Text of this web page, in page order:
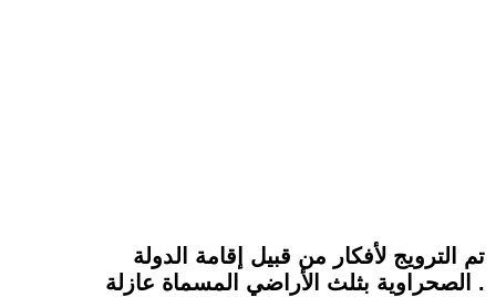
تم الترويج لأفكار من قبيل إقامة الدولة
الصحراوية بثلث الأراضي المسماة عازلة .